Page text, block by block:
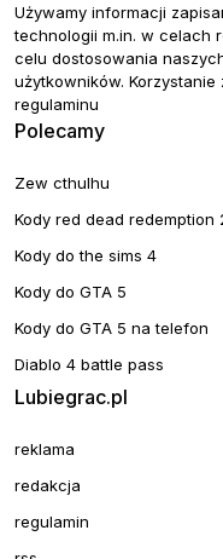
Używamy informacji
technologii m.in. w celach
celu dostosowania
użytkowników.
regulaminu
Polecamy
Zew cthulhu
Kody red dead redemption
Kody do the sims 4
Kody do GTA 5
Kody do GTA 5 na telefon
Diablo 4 battle pass
Lubiegrac.pl
reklama
redakcja
regulamin